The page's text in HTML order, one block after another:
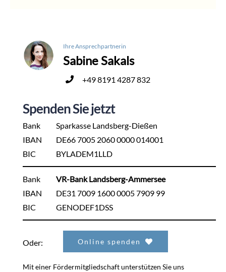
Ihre Ansprechpartnerin
Sabine Sakals
+49 8191 4287 832
Spenden Sie jetzt
Bank
IBAN
BIC
Sparkasse Landsberg-Dießen
DE66 7005 2060 0000 014001
BYLADEM1LLD
Bank
IBAN
BIC
VR-Bank Landsberg-Ammersee
DE31 7009 1600 0005 7909 99
GENODEF1DSS
Oder: Online spenden
Mit einer Fördermitgliedschaft unterstützen Sie uns